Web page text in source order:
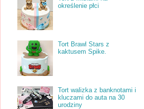
określenie płci
Tort Brawl Stars z
kaktusem Spike.
Tort walizka z banknotami i
kluczami do auta na 30
urodziny